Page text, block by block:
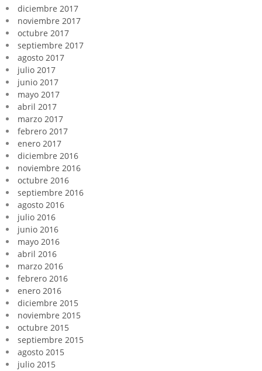
diciembre 2017
noviembre 2017
octubre 2017
septiembre 2017
agosto 2017
julio 2017
junio 2017
mayo 2017
abril 2017
marzo 2017
febrero 2017
enero 2017
diciembre 2016
noviembre 2016
octubre 2016
septiembre 2016
agosto 2016
julio 2016
junio 2016
mayo 2016
abril 2016
marzo 2016
febrero 2016
enero 2016
diciembre 2015
noviembre 2015
octubre 2015
septiembre 2015
agosto 2015
julio 2015